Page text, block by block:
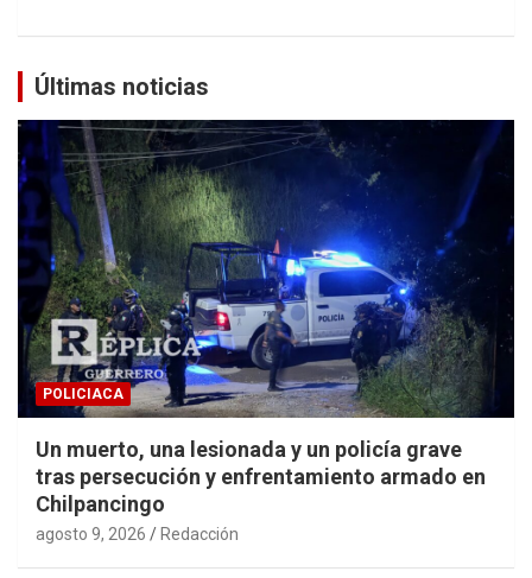
Últimas noticias
POLICIACA
Un muerto, una lesionada y un policía grave
tras persecución y enfrentamiento armado en
Chilpancingo
agosto 9, 2026 Redacción